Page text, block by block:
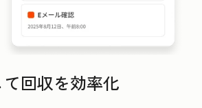
回収を効率化